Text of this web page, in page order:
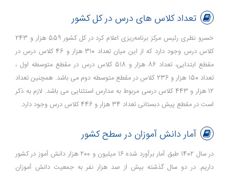
تعداد کلاس های درس در کل کشور
خسرو نظری رئیس مرکز برنامه‌ریزی اعلام کرد در کل کشور 559 هزار و 243
کلاس درس وجود دارد که از این میان تعداد 310 هزار و 46 کلاس درس در
مقطع ابتدایی، تعداد 86 هزار و 518 کلاس درس در مقطع متوسطه اول ،
تعداد 150 هزار و 236 کلاس در مقطع متوسطه دوم می باشد. همچنین تعداد
12 هزار و 443 کلاس درسی مربوط به مدارس استثنایی می باشد. لازم به ذکر
است در مقطع پیش دبستانی تعداد 34 هزار و 446 کلاس درس وجود دارد.
آمار دانش آموزان در سطح کشور
در سال 1402 طبق آمار برآورد شده 16 میلیون و 200 هزار دانش آموز در کشور
داریم. در دو سال گذشته بیش از صد هزار نفر به جمعیت دانش آموزان